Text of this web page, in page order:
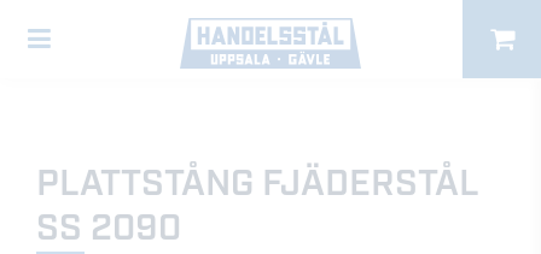
PLATTSTÅNG FJÄDERSTÅL
SS 2090